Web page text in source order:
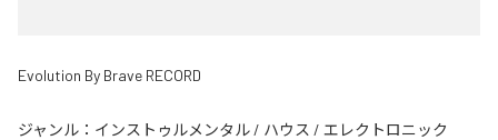
Evolution By Brave RECORD
ジャンル： インストゥルメンタル / ハウス / エレクトロニック